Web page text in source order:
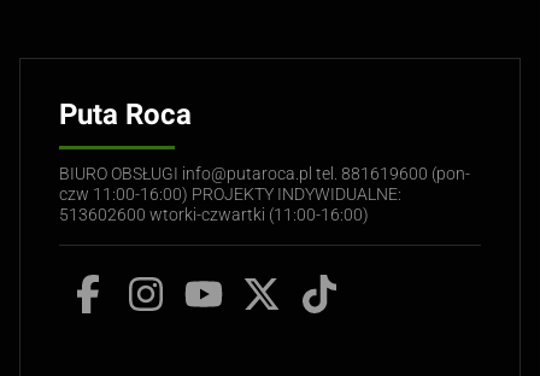
Puta Roca
BIURO OBSŁUGI info@putaroca.pl tel. 881619600 (pon-
czw 11:00-16:00) PROJEKTY INDYWIDUALNE:
513602600 wtorki-czwartki (11:00-16:00)